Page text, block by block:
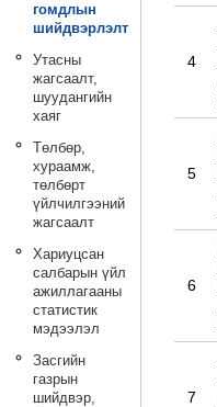
гомдлын
шийдвэрлэлт
Утасны
жагсаалт,
шуудангийн
хаяг
Төлбөр,
хураамж,
төлбөрт
үйлчилгээний
жагсаалт
Хариуцсан
салбарын үйл
ажиллагааны
статистик
мэдээлэл
Засгийн
газрын
шийдвэр,
4
5
6
7